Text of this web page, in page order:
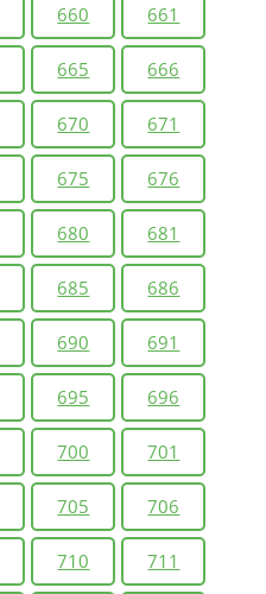
660 661
665 666
670 671
675 676
680 681
685 686
690 691
695 696
700 701
705 706
710 711